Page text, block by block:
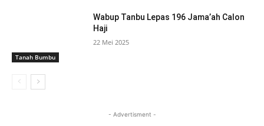
Tanah Bumbu
Wabup Tanbu Lepas 196 Jama’ah Calon
Haji
22 Mei 2025
- Advertisment -